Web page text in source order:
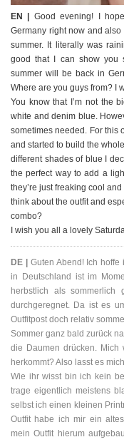
EN |
Good evening! I
Germany right now and
summer. It literally was
good that I can show you
summer will be back in
Where are you guys from? I
You know that I’m not the
white and denim blue.
sometimes needed. For this
and started to build the
different shades of blue I
the perfect way to add a
they’re just freaking cool
think about the outfit and
combo?
I wish you all a lovely
DE | Guten Abend! Ich
in Deutschland ist im
herbstlich als
durchgeregnet. Da ist es
Outfitpost doch relativ
Sommer ganz bald zurück
die Daumen drücken. Mich
herkommt? Also lasst es
Wie ihr wisst bin ich kein
trage eigentlich meistens
selbst ich einen kleinen
Outfit habe ich mir ein
mein Outfit hierum